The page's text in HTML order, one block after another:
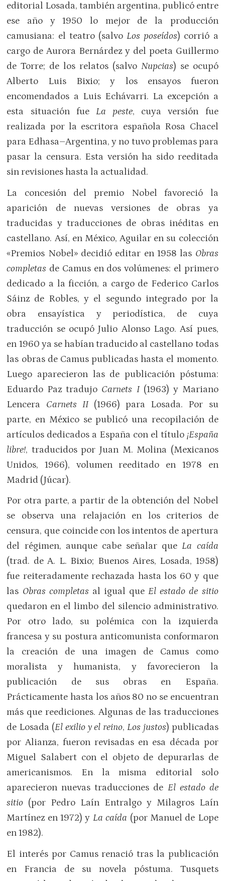
editorial Losada, también argentina, publicó entre
ese año y 1950 lo mejor de la producción
camusiana: el teatro (salvoLos poseídos) corrió a
cargo de Aurora Bernárdez y del poeta Guillermo
de Torre; de los relatos (salvo Nupcias) se ocupó
Alberto Luis Bixio; y los ensayos fueron
encomendados a Luis Echávarri. La excepción a
esta situación fue La peste, cuya versión fue
realizada por la escritora española Rosa Chacel
para Edhasa–Argentina, y no tuvo problemas para
pasar la censura. Esta versión ha sido reeditada
sin revisiones hasta la actualidad.
La concesión del premio Nobel favoreció la
aparición de nuevas versiones de obras ya
traducidas y traducciones de obras inéditas en
castellano. Así, en México, Aguilar en su colección
«Premios Nobel» decidió editar en 1958 las Obras
completas de Camus en dos volúmenes: el primero
dedicado a la ficción, a cargo de Federico Carlos
Sáinz de Robles, y el segundo integrado por la
obra ensayística y periodística, de cuya
traducción se ocupó Julio Alonso Lago. Así pues,
en 1960 ya se habían traducido al castellano todas
las obras de Camus publicadas hasta el momento.
Luego aparecieron las de publicación póstuma:
Eduardo Paz tradujo Carnets I (1963) y Mariano
Lencera Carnets II (1966) para Losada. Por su
parte, en México se publicó una recopilación de
artículos dedicados a España con el título ¡España
libre!, traducidos por Juan M. Molina (Mexicanos
Unidos, 1966), volumen reeditado en 1978 en
Madrid (Júcar).
Por otra parte, a partir de la obtención del Nobel
se observa una relajación en los criterios de
censura, que coincide con los intentos de apertura
del régimen, aunque cabe señalar queLa caída
(trad. de A. L. Bixio; Buenos Aires, Losada, 1958)
fue reiteradamente rechazada hasta los 60 y que
las Obras completas al igual que El estado de sitio
quedaron en el limbo del silencio administrativo.
Por otro lado, su polémica con la izquierda
francesa y su postura anticomunista conformaron
la creación de una imagen de Camus como
moralista y humanista, y favorecieron la
publicación de sus obras en España.
Prácticamente hasta los años 80 no se encuentran
más que reediciones. Algunas de las traducciones
de Losada (El exilio y el reino, Los justos) publicadas
por Alianza, fueron revisadas en esa década por
Miguel Salabert con el objeto de depurarlas de
americanismos. En la misma editorial solo
aparecieron nuevas traducciones de El estado de
sitio (por Pedro Laín Entralgo y Milagros Laín
Martínez en 1972) y La caída (por Manuel de Lope
en 1982).
El interés por Camus renació tras la publicación
en Francia de su novela póstuma. Tusquets